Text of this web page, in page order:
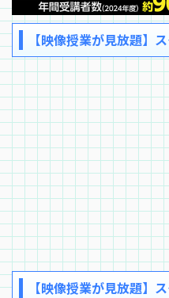
【映像授業が見放題】
【映像授業が見放題】